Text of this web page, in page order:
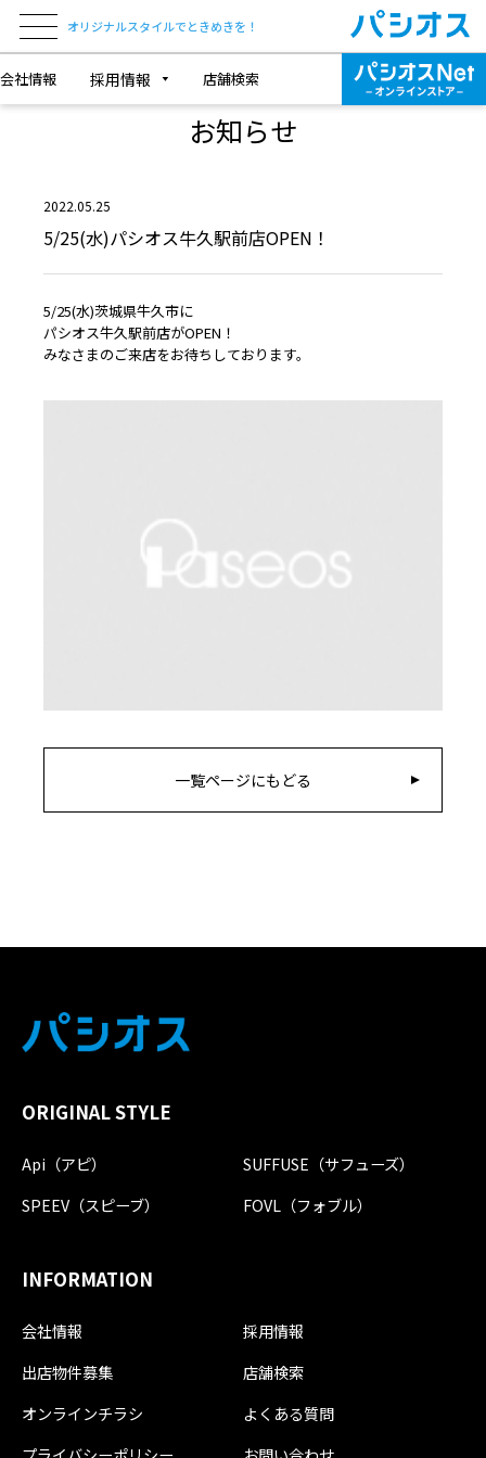
オリジナルスタイルでときめきを！
会社情報 採用情報 店舗検索
NEWS & TOPICS
お知らせ
2022.05.25
5/25(水)パシオス牛久駅前店OPEN！
5/25(水)茨城県牛久市に
パシオス牛久駅前店がOPEN！
みなさまのご来店をお待ちしております。
一覧ページにもどる
ORIGINAL STYLE
Api（アピ）
SUFFUSE（サフューズ）
SPEEV（スピーブ）
FOVL（フォブル）
INFORMATION
会社情報
採用情報
出店物件募集
店舗検索
オンラインチラシ
よくある質問